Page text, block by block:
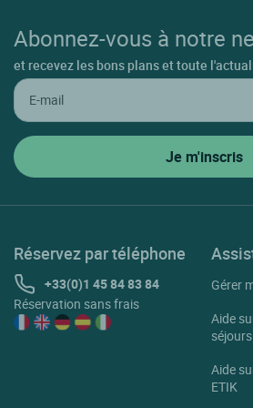
Abonnez-vous à notre
et recevez les bons plans et toute
Réservez par téléphone
+33(0)1 45 84 83 84
Réservation sans frais
Gérer
Aide
séjours
Aide
ETIK